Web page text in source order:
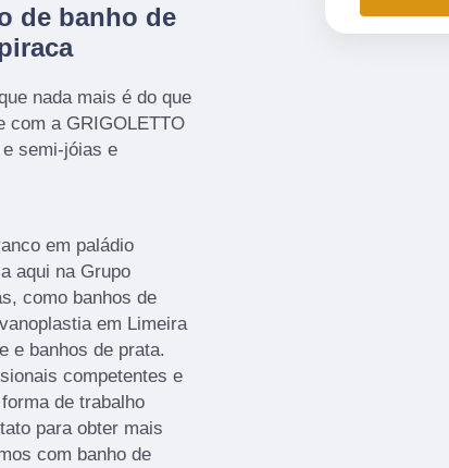
de banho de
nada mais é do que
com a GRIGOLETTO
semi-jóias e
em paládio
aqui na Grupo
como banhos de
em Limeira
e banhos de prata.
competentes e
de trabalho
para obter mais
com banho de